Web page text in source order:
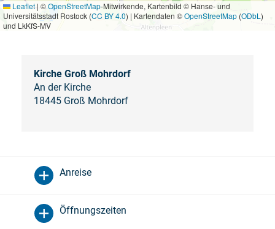
Leaflet | ©OpenStreetMap-Mitwirkende, Kartenbild © Hanse- und
Universitätsstadt Rostock (CC BY 4.0) | Kartendaten ©OpenStreetMap (ODbL )
und LkKfS-MV
Kirche Groß Mohrdorf
An der Kirche
18445 Groß Mohrdorf
Anreise
Öffnungszeiten